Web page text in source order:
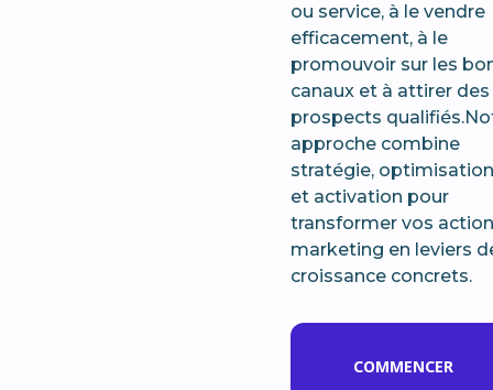
ou service, à le vendre
efficacement, à le
promouvoir sur les
canaux et à attirer des
prospects
approche combine
stratégie, optimisation
et activation pour
transformer vos
marketing en leviers
croissance concrets.
COMMENCER